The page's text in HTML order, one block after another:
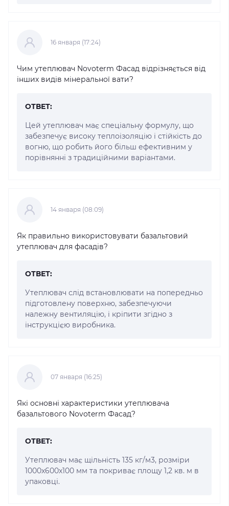
16 января (17:24)
Чим утеплювач Novoterm Фасад відрізняється від
інших видів мінеральної вати?
ОТВЕТ:
Цей утеплювач має спеціальну формулу, що
забезпечує високу теплоізоляцію і стійкість до
вогню, що робить його більш ефективним у
порівнянні з традиційними варіантами.
14 января (08:09)
Як правильно використовувати базальтовий
утеплювач для фасадів?
ОТВЕТ:
Утеплювач слід встановлювати на попередньо
підготовлену поверхню, забезпечуючи
належну вентиляцію, і кріпити згідно з
інструкцією виробника.
07 января (16:25)
Які основні характеристики утеплювача
базальтового Novoterm Фасад?
ОТВЕТ:
Утеплювач має щільність 135 кг/м3, розміри
1000x600x100 мм та покриває площу 1,2 кв. м в
упаковці.